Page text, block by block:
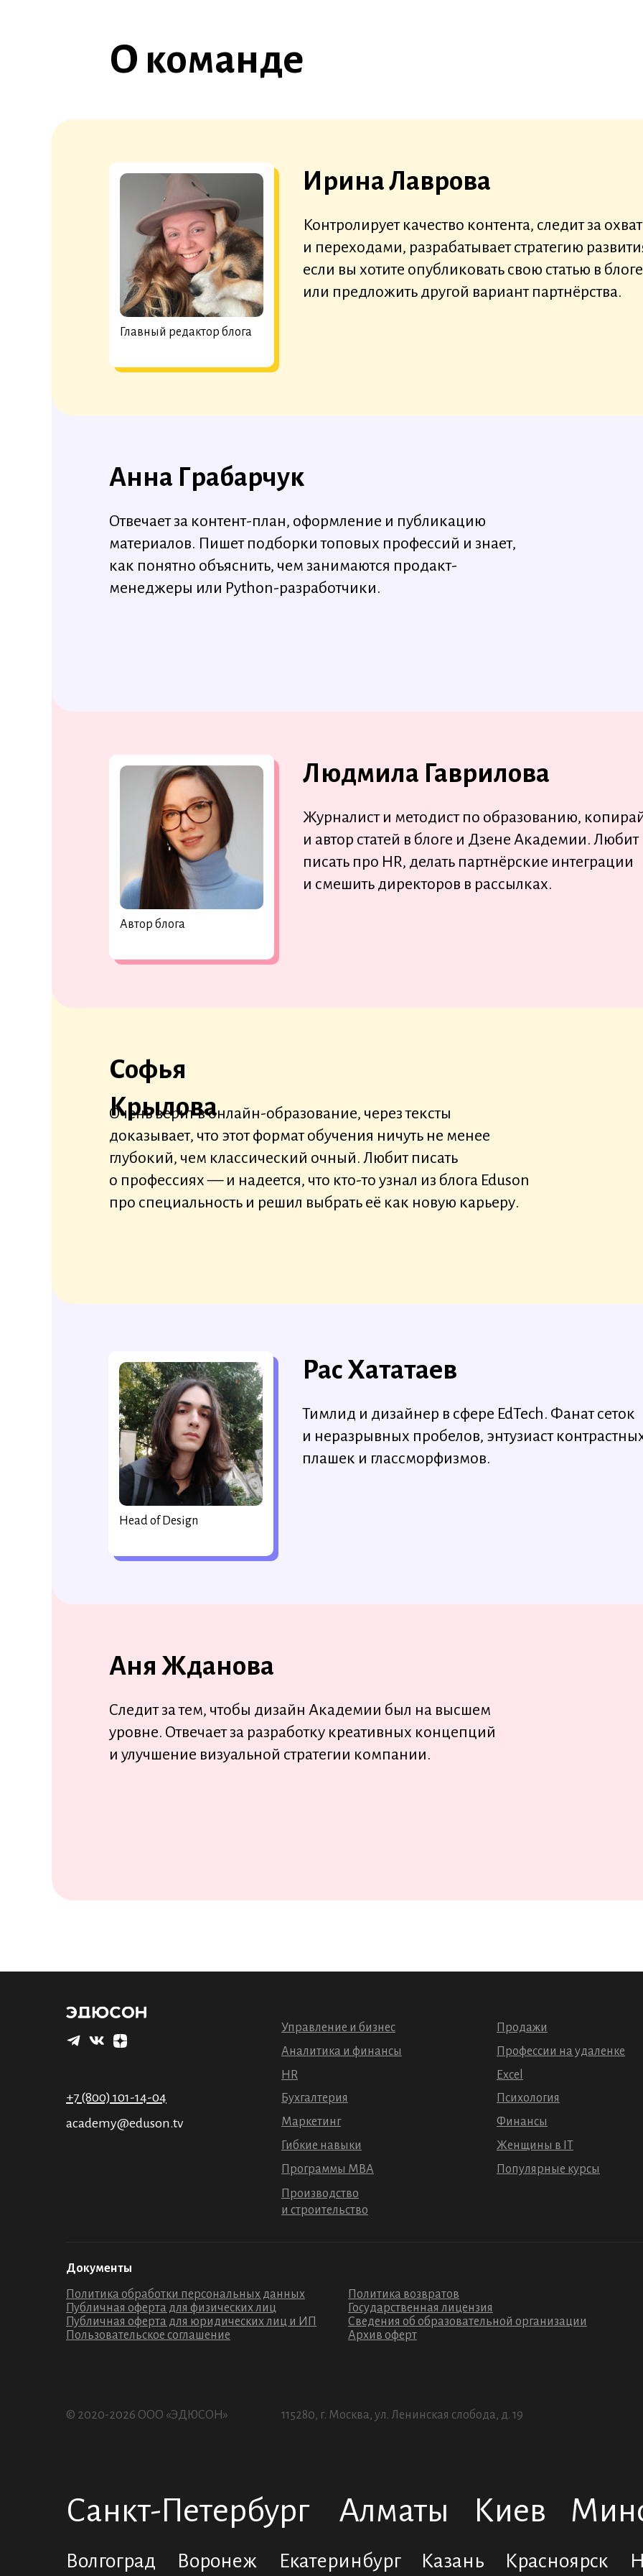
Следит за тем, чтобы дизайн Академии был на высшем
уровне. Отвечает за разработку креативных концепций
и улучшение визуальной стратегии компании.
Аня Жданова
Тимлид и дизайнер в сфере EdTech. Фанат сеток
и неразрывных пробелов, энтузиаст
плашек и глассморфизмов.
Рас Хататаев
Head of Design
Очень верит в онлайн-образование, через тексты
доказывает, что этот формат обучения ничуть не менее
глубокий, чем классический очный. Любит писать
о профессиях — и надеется, что кто-то узнал из блога Eduson
про специальность и решил выбрать её как новую карьеру.
Софья
Крылова
Журналист и методист по образованию,
и автор статей в блоге и Дзене Академии. Любит
писать про HR, делать партнёрские интеграции
и смешить директоров в рассылках.
Людмила Гаврилова
Автор блога
Отвечает за контент-план, оформление и публикацию
материалов. Пишет подборки топовых профессий и знает,
как понятно объяснить, чем занимаются продакт-
менеджеры или Python-разработчики.
Анна Грабарчук
Контролирует качество контента, следит за
и переходами, разрабатывает стратегию
если вы хотите опубликовать свою статью в
или предложить другой вариант партнёрства.
Ирина Лаврова
Главный редактор блога
О команде
Психология
Excel
Профессии на удаленке
Финансы
Программы МВА
Производство
и строительство
Женщины в IT
Популярные курсы
+7 (800) 101-14-04
academy@eduson.tv
Управление и бизнес
Аналитика и финансы
HR
Документы
115280, г. Москва, ул. Ленинская слобода, д. 19
© 2020-2026 ООО «ЭДЮСОН»
Политика обработки персональных данных
Публичная оферта для физических лиц
Публичная оферта для юридических лиц и ИП
Пользовательское соглашение
Политика возвратов
Государственная лицензия
Сведения об образовательной организации
Архив оферт
Маркетинг
Бухгалтерия
Гибкие навыки
Продажи
Санкт-Петербург Алматы Киев
Волгоград Воронеж Екатеринбург Казань Красноярск